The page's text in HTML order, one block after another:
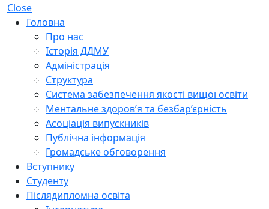
Close
Головна
Про нас
Історія ДДМУ
Адміністрація
Структура
Система забезпечення якості вищої освіти
Ментальне здоров’я та безбар’єрність
Асоціація випускників
Публічна інформація
Громадське обговорення
Вступнику
Студенту
Післядипломна освіта